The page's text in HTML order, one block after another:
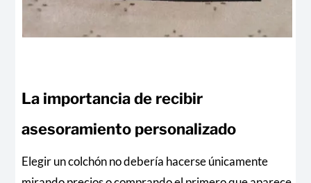
La importancia de recibir
asesoramiento personalizado
Elegir un colchón no debería hacerse únicamente